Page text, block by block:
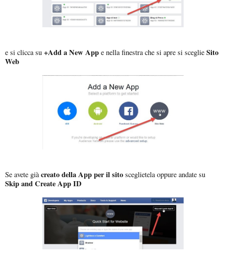
e si clicca su +Add a New App e nella finestra che si apre si sceglie Sito
Web
Se avete giàcreato della App per il sito sceglietela oppure andate su
Skip and Create App ID